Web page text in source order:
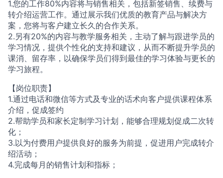
1.您的工作80%内容将与销售相关，包括新签销售、续费与
转介绍运营工作。通过展示我们优质的教育产品与解决方
案，您将与客户建立长久的合作关系。
2.另有20%的内容与教学服务相关，主动了解与跟进学员的
学习情况，提供个性化的支持和建议，从而不断提升学员的
课消、留存率，以确保学员们得到最佳的学习体验与更长的
学习旅程。
【岗位职责】
1.通过电话和微信等方式及专业的话术向客户提供课程体系
介绍，促成签约
2.帮助学员和家长定制学习计划，能够合理规划促成二次转
化；
3.以为付费用户提供良好的服务为前提，促进用户完成转介
绍活动；
4.完成每月的销售计划和指标；